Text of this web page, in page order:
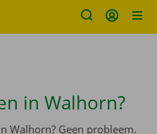
in Walhorn?
Walhorn? Geen probleem.